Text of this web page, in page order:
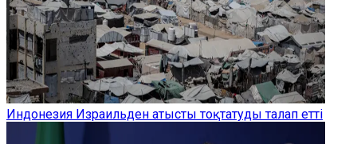
Индонезия Израильден атысты тоқтатуды талап етті